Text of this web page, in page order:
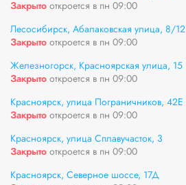
Закрыто откроется в пн 09:00
Лесосибирск, Абалаковская улица, 8/12
Закрыто откроется в пн 09:00
Железногорск, Красноярская улица, 15
Закрыто откроется в пн 09:00
Красноярск, улица Пограничников, 42Е
Закрыто откроется в пн 09:00
Красноярск, улица Сплавучасток, 3
Закрыто откроется в пн 09:00
Красноярск, Северное шоссе, 17Д